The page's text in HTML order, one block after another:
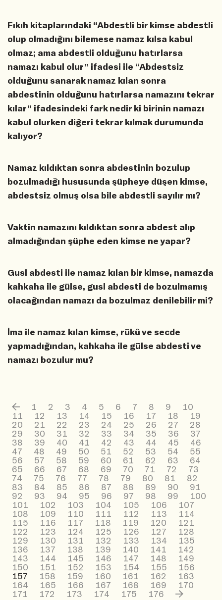
Fıkıh kitaplarındaki “Abdestli bir kimse abdestli
olup olmadığını bilemese namaz kılsa kabul
olmaz; ama abdestli olduğunu hatırlarsa
namazı kabul olur” ifadesi ile “Abdestsiz
olduğunu sanarak namaz kılan sonra
abdestinin olduğunu hatırlarsa namazını tekrar
kılar” ifadesindeki fark nedir ki birinin namazı
kabul olurken diğeri tekrar kılmak durumunda
kalıyor?
Namaz kıldıktan sonra abdestinin bozulup
bozulmadığı hususunda şüpheye düşen kimse,
abdestsiz olmuş olsa bile abdestli sayılır mı?
Vaktin namazını kıldıktan sonra abdest alıp
almadığından şüphe eden kimse ne yapar?
Gusl abdesti ile namaz kılan bir kimse, namazda
kahkaha ile gülse, gusl abdesti de bozulmamış
olacağından namazı da bozulmaz denilebilir mi?
İma ile namaz kılan kimse, rükû ve secde
yapmadığından, kahkaha ile gülse abdesti ve
namazı bozulur mu?
1 2 3 4 5 6 7 8 9
10
11
12 13 14 15 16 17 18
19
20
21 22 23 24 25 26 27
28
29
30 31 32 33 34 35 36
37
38
39 40 41 42 43 44 45
46
47
48 49 50 51 52 53 54
55
56
57 58 59 60 61 62 63
64
65
66 67 68 69 70 71 72
73
74
75 76 77 78 79 80 81
82
83
84 85 86 87 88 89 90
91
92
93 94 95 96 97 98 99
100
101
102 103 104 105 106
107
108
109 110 111 112 113
114
115
116 117 118 119 120
121
122
123 124 125 126 127
128
129
130 131 132 133 134
135
136
137 138 139 140 141
142
143
144 145 146 147 148
149
150
151 152 153 154 155
156
157
158 159 160 161 162
163
164
165 166 167 168 169
170
171
172 173 174 175 176